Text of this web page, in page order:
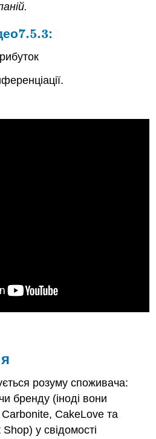
7.5.3
7.5.3:
розуму споживача:
бренду (іноді вони
CakeLove та
у свідомості